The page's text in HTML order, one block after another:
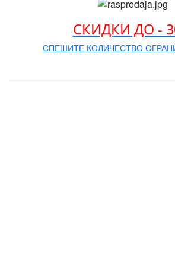
СКИДКИ ДО -
СПЕШИТЕ КОЛИЧЕСТВО